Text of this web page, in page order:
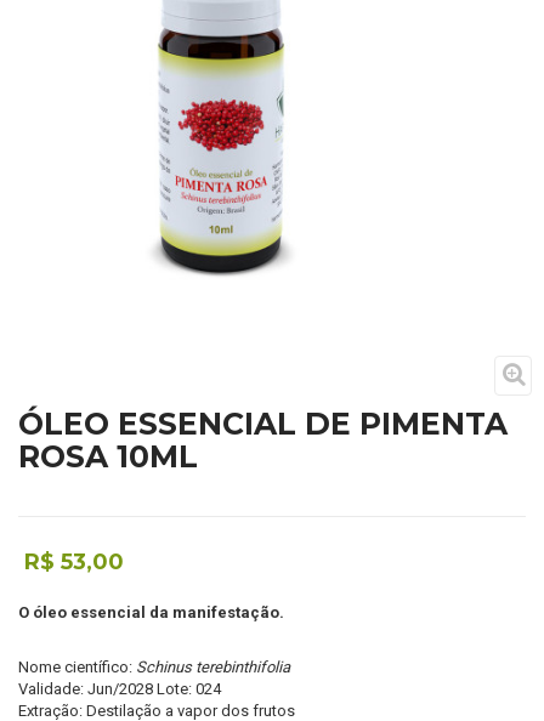
ÓLEO ESSENCIAL DE PIMENTA
ROSA 10ML
R$ 53,00
O óleo essencial da manifestação.
Nome científico: Schinus terebinthifolia
Validade: Jun/2028 Lote: 024
Extração: Destilação a vapor dos frutos